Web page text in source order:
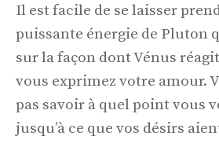
Il est facile de se laisser
puissante énergie de Pluton
sur la façon dont Vénus
vous exprimez votre amour.
pas savoir à quel point vous
jusqu’à ce que vos désirs